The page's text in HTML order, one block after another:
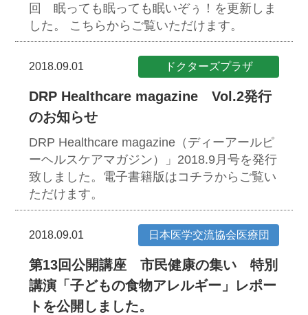
回 眠っても眠っても眠いぞぅ！を更新しま
した。
こちらからご覧いただけます。
2018.09.01 ドクターズプラザ
DRP Healthcare magazine Vol.2発行
のお知らせ
DRP Healthcare magazine（ディーアールピ
ーヘルスケアマガジン）」2018.9月号を発行
致しました。 電子書籍版はコチラからご覧い
ただけます。
2018.09.01 日本医学交流協会医療団
第13回公開講座 市民健康の集い 特別
講演「子どもの食物アレルギー」レポー
トを公開しました。